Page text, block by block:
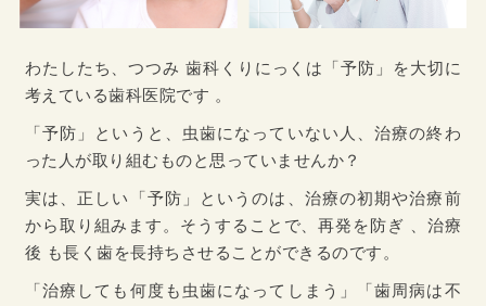
わたしたち、つつみ 歯科くりにっくは「予防」を大切に
考えている歯科医院です 。
「予防」というと、虫歯になっていない人、治療の終わ
った人が取り組むものと思っていませんか？
実は、正しい「予防」というのは、治療の初期や治療前
から取り組みます。そうすることで、再発を防ぎ 、治療
後 も長く歯を長持ちさせることができるのです。
「治療しても何度も虫歯になってしまう」「歯周病は不